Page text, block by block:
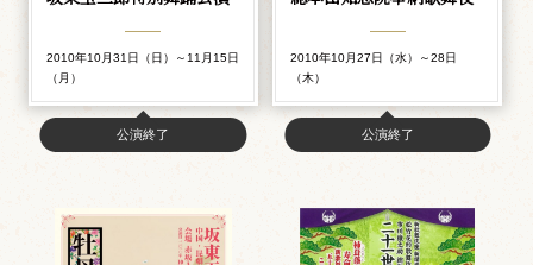
2010年10月31日（日）～11月15日
（月）
公演終了
2010年10月27日（水）～28日
（木）
公演終了